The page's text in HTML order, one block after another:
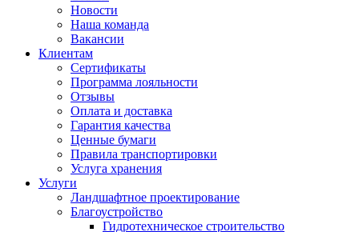
Новости
Наша команда
Вакансии
Клиентам
Сертификаты
Программа лояльности
Отзывы
Оплата и доставка
Гарантия качества
Ценные бумаги
Правила транспортировки
Услуга хранения
Услуги
Ландшафтное проектирование
Благоустройство
Гидротехническое строительство